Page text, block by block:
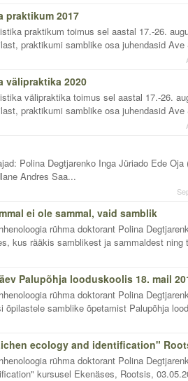
praktikum 2017
praktikum toimus sel aastal 17.-26.
praktikumi samblike osa juhendasid
välipraktika 2020
välipraktika toimus sel aastal 17.-26.
praktikumi samblike osa juhendasid
Polina Degtjarenko Inga Jüriado Ede
Andres Saa...
ei ole sammal, vaid samblik
rühma doktorant Polina
kus rääkis samblikest ja sammaldest
Palupõhja looduskoolis 18. mail
rühma doktorant Polina
õpilastele samblike õpetamist Palupõhja
ecology and identification"
rühma doktorant Polina
kursusel Ekenäses, Rootsis,